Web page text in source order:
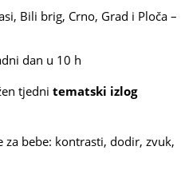
Bili brig, Crno, Grad i Ploča –
dan u 10 h
tjedni tematski izlog
za bebe: kontrasti, dodir, zvuk,